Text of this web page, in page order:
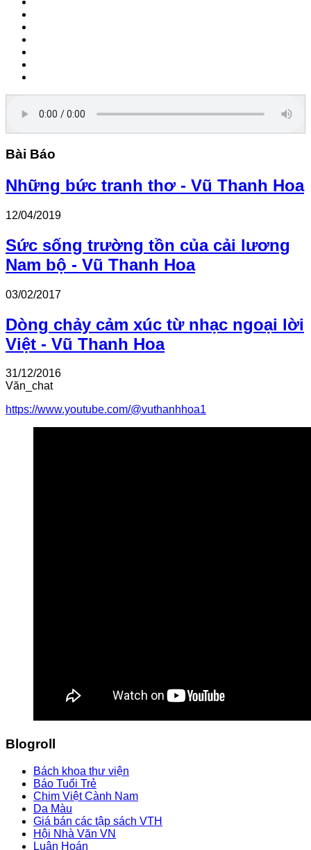
Bài Báo
Những bức tranh thơ - Vũ Thanh Hoa
12/04/2019
Sức sống trường tồn của cải lương
Nam bộ - Vũ Thanh Hoa
03/02/2017
Dòng chảy cảm xúc từ nhạc ngoại lời
Việt - Vũ Thanh Hoa
31/12/2016
Văn_chat
https://www.youtube.com/@vuthanhhoa1
Blogroll
Bách khoa thư viện
Báo Tuổi Trẻ
Chim Việt Cành Nam
Da Màu
Giá bán các tập sách VTH
Hội Nhà Văn VN
Luân Hoán